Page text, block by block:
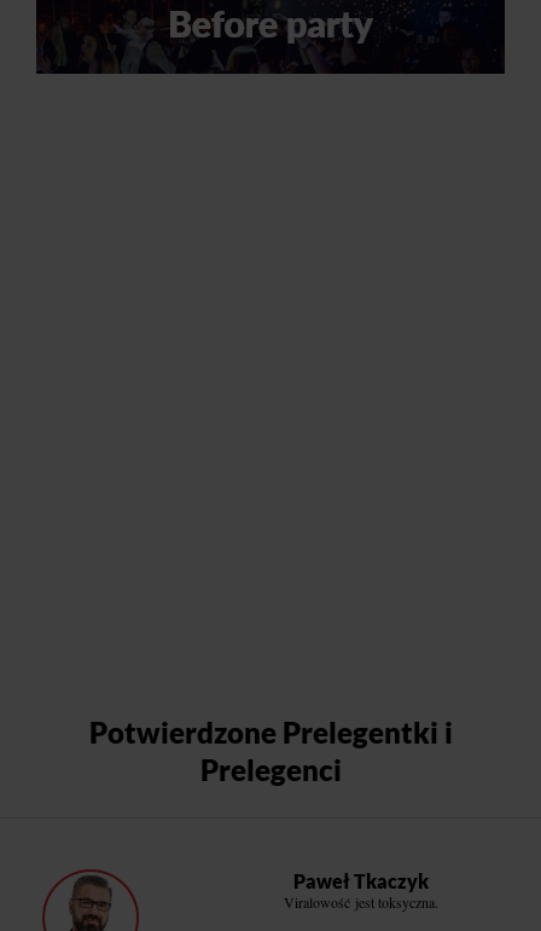
Potwierdzone Prelegentki i
Prelegenci
Paweł Tkaczyk
Viralowość jest toksyczna.